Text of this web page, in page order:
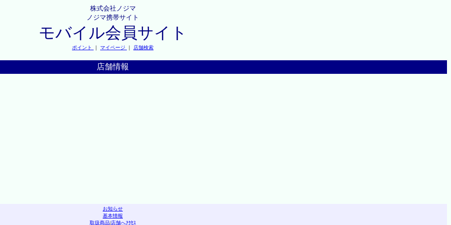
株式会社ノジマ
ノジマ携帯サイト
モバイル会員サイト
ポイント ｜ マイページ ｜ 店舗検索
店舗情報
お知らせ
基本情報
取扱商品|店舗へｱｸｾｽ